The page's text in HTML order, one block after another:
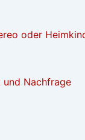
oder
und Nachfrage